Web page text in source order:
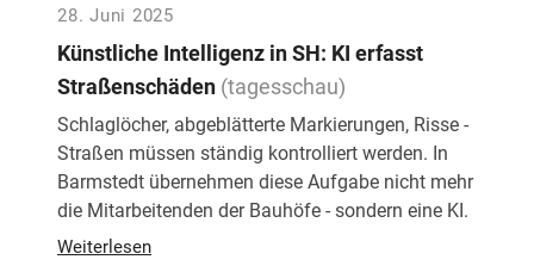
28. Juni 2025
Künstliche Intelligenz in SH: KI erfasst
Straßenschäden (tagesschau)
Schlaglöcher, abgeblätterte Markierungen, Risse -
Straßen müssen ständig kontrolliert werden. In
Barmstedt übernehmen diese Aufgabe nicht mehr
die Mitarbeitenden der Bauhöfe - sondern eine KI.
Weiterlesen